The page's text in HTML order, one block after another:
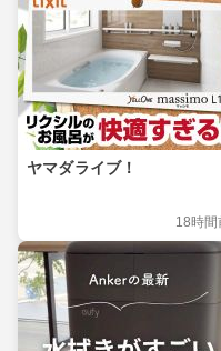
ヤマダライブ！
18時間